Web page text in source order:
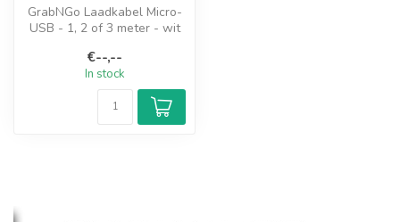
GrabNGo Laadkabel Micro-
USB - 1, 2 of 3 meter - wit
€--,--
In stock